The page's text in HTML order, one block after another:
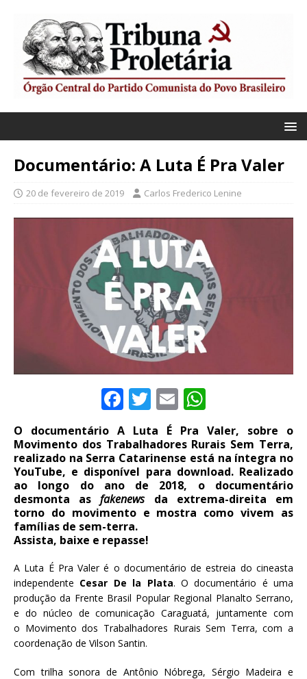
Documentário: A Luta É Pra Valer
20 de fevereiro de 2019 Carlos Frederico Lenine
F
a
c
e
b
o
o
k
T
w
it
te
r
E
m
ai
l
h
at
s
A
p
O documentário A Luta É Pra Valer, sobre o
Movimento dos Trabalhadores Rurais Sem Terra,
realizado na Serra Catarinense está na íntegra no
YouTube, e disponível para download. Realizado
ao longo do ano de 2018, o documentário
desmonta asfakenewsda extrema-direita em
torno do movimento e mostra como vivem as
famílias de sem-terra.
Assista, baixe e repasse!
A Luta É Pra Valer é o documentário de estreia do cineasta
independente Cesar De la Plata. O documentário é uma
produção da Frente Brasil Popular Regional Planalto Serrano,
e do núcleo de comunicação Caraguatá, juntamente com
o Movimento dos Trabalhadores Rurais Sem Terra, com a
coordenação de Vilson Santin.
Com trilha sonora de Antônio Nóbrega, Sérgio Madeira e